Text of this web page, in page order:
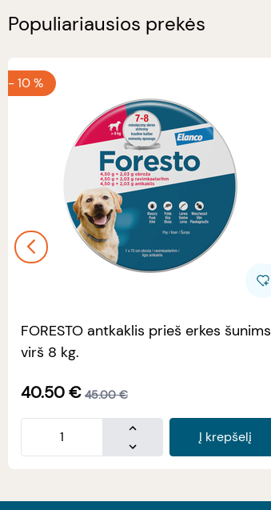
Populiariausios prekės
-10 %
FORESTO antkaklis prieš erkes šunims
virš 8 kg.
40.50€ 45.00 €
Į krepšelį